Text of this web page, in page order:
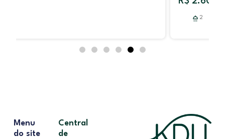
Menu
do site
Central
de